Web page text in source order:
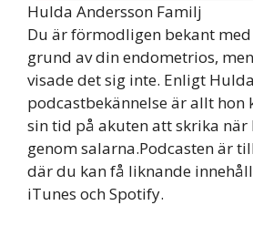
Hulda Andersson Familj
Du är förmodligen bekant
grund av din endometrios,
visade det sig inte. Enligt
podcastbekännelse är allt hon
sin tid på akuten att skrika när
genom salarna.Podcasten är
där du kan få liknande
iTunes och Spotify.